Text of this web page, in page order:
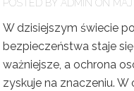
POSTED BY ADMIN ON MAJ
W dzisiejszym świecie
bezpieczeństwa staje
ważniejsze, a ochrona
zyskuje na znaczeniu. W